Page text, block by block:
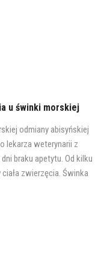
u świnki morskiej
odmiany abisyńskiej
lekarza weterynarii z
braku apetytu. Od kilku
zwierzęcia. Świnka